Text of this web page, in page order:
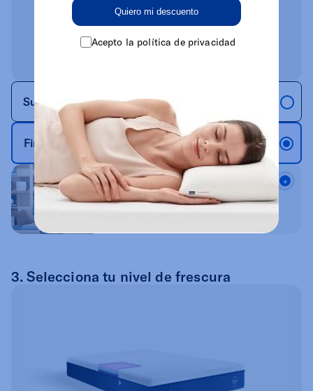
Suave
Firme
¿No sabes qué firmeza elegir?
Descubre la firmeza ideal de acuerdo a tu
3. Selecciona tu nivel de frescura
Quiero mi descuento
Acepto la política de privacidad